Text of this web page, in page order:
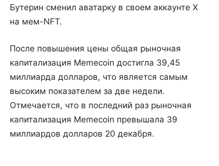
Бутерин сменил аватарку в своем аккаунте X
на мем-NFT.
После повышения цены общая рыночная
капитализация Memecoin достигла 39,45
миллиарда долларов, что является самым
высоким показателем за две недели.
Отмечается, что в последний раз рыночная
капитализация Memecoin превышала 39
миллиардов долларов 20 декабря.